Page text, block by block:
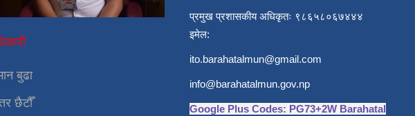
बुढा
छैटौँ
प्रमुख प्रशासकीय अधिकृतः ९८६५८०६७४४४
इमेल:
ito.barahatalmun@gmail.com
info@barahatalmun.gov.np
Google Plus Codes: PG73+2W Barahatal